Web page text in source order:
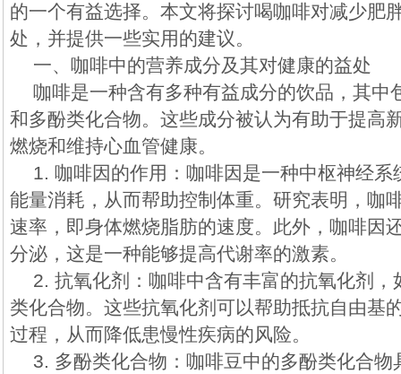
的一个有益选择。本文将探讨喝咖啡对减少肥
处，并提供一些实用的建议。
一、咖啡中的营养成分及其对健康的益处
咖啡是一种含有多种有益成分的饮品，其中
和多酚类化合物。这些成分被认为有助于提高
燃烧和维持心血管健康。
1. 咖啡因的作用：咖啡因是一种中枢神经系
能量消耗，从而帮助控制体重。研究表明，咖
速率，即身体燃烧脂肪的速度。此外，咖啡因
分泌，这是一种能够提高代谢率的激素。
2. 抗氧化剂：咖啡中含有丰富的抗氧化剂，
类化合物。这些抗氧化剂可以帮助抵抗自由基
过程，从而降低患慢性疾病的风险。
3. 多酚类化合物：咖啡豆中的多酚类化合物